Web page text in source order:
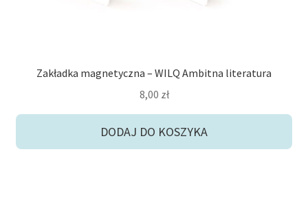
Zakładka magnetyczna – WILQ Ambitna literatura
8,00 zł
DODAJ DO KOSZYKA